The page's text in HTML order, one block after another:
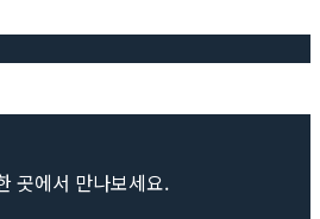
곳에서 만나보세요.